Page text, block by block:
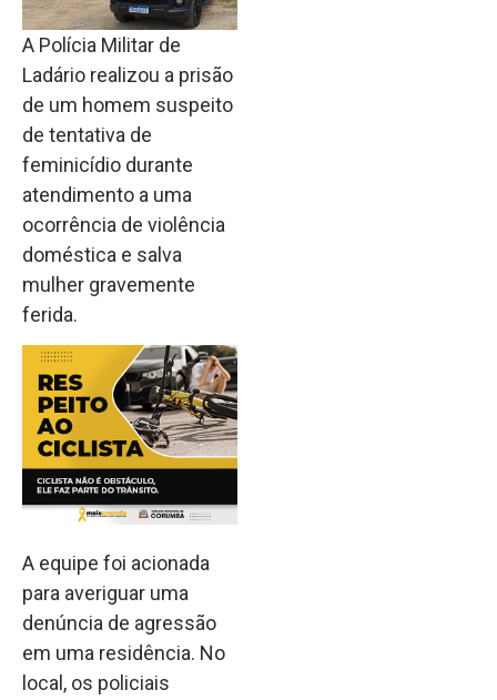
A Polícia Militar de
Ladário realizou a prisão
de um homem suspeito
de tentativa de
feminicídio durante
atendimento a uma
ocorrência de violência
doméstica e salva
mulher gravemente
ferida.
A equipe foi acionada
para averiguar uma
denúncia de agressão
em uma residência. No
local, os policiais